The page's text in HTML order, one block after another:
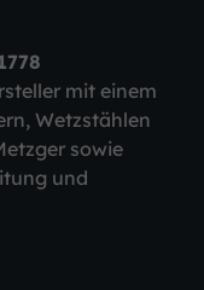
mit einem
Wetzstählen
sowie
und